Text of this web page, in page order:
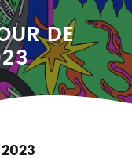
DE
2023